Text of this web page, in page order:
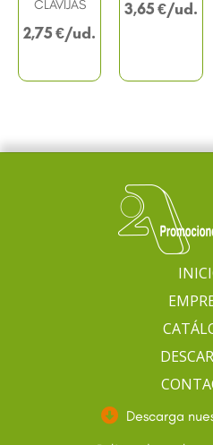
CLAVIJAS
2,75€
3,65€
Descarga